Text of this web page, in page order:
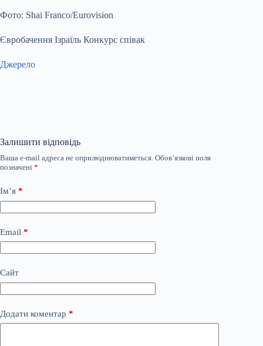
Фото: Shai Franco/Eurovision
Євробачення Ізраїль Конкурс співак
Джерело
Залишити відповідь
Ваша e-mail адреса не оприлюднюватиметься. Обов’язкові поля
позначені *
Ім’я *
Email *
Сайт
Додати коментар *